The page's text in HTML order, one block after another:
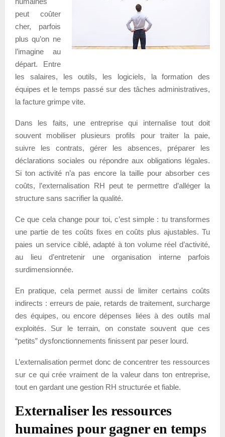
peut coûter
cher, parfois
plus qu’on ne
l’imagine au
départ. Entre
les salaires, les outils, les logiciels, la formation des
équipes et le temps passé sur des tâches administratives,
la facture grimpe vite.
Dans les faits, une entreprise qui internalise tout doit
souvent mobiliser plusieurs profils pour traiter la paie,
suivre les contrats, gérer les absences, préparer les
déclarations sociales ou répondre aux obligations légales.
Si ton activité n’a pas encore la taille pour absorber ces
coûts, l’externalisation RH peut te permettre d’alléger la
structure sans sacrifier la qualité.
Ce que cela change pour toi, c’est simple : tu transformes
une partie de tes coûts fixes en coûts plus ajustables. Tu
paies un service ciblé, adapté à ton volume réel d’activité,
au lieu d’entretenir une organisation interne parfois
surdimensionnée.
En pratique, cela permet aussi de limiter certains coûts
indirects : erreurs de paie, retards de traitement, surcharge
des équipes, ou encore dépenses liées à des outils mal
exploités. Sur le terrain, on constate souvent que ces
“petits” dysfonctionnements finissent par peser lourd.
L’externalisation permet donc de concentrer tes ressources
sur ce qui crée vraiment de la valeur dans ton entreprise,
tout en gardant une gestion RH structurée et fiable.
Externaliser les ressources
humaines pour gagner en temps